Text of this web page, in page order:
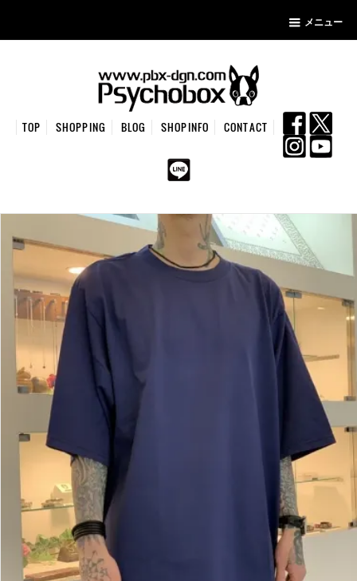
メニュー
TOP SHOPPING BLOG SHOPINFO CONTACT